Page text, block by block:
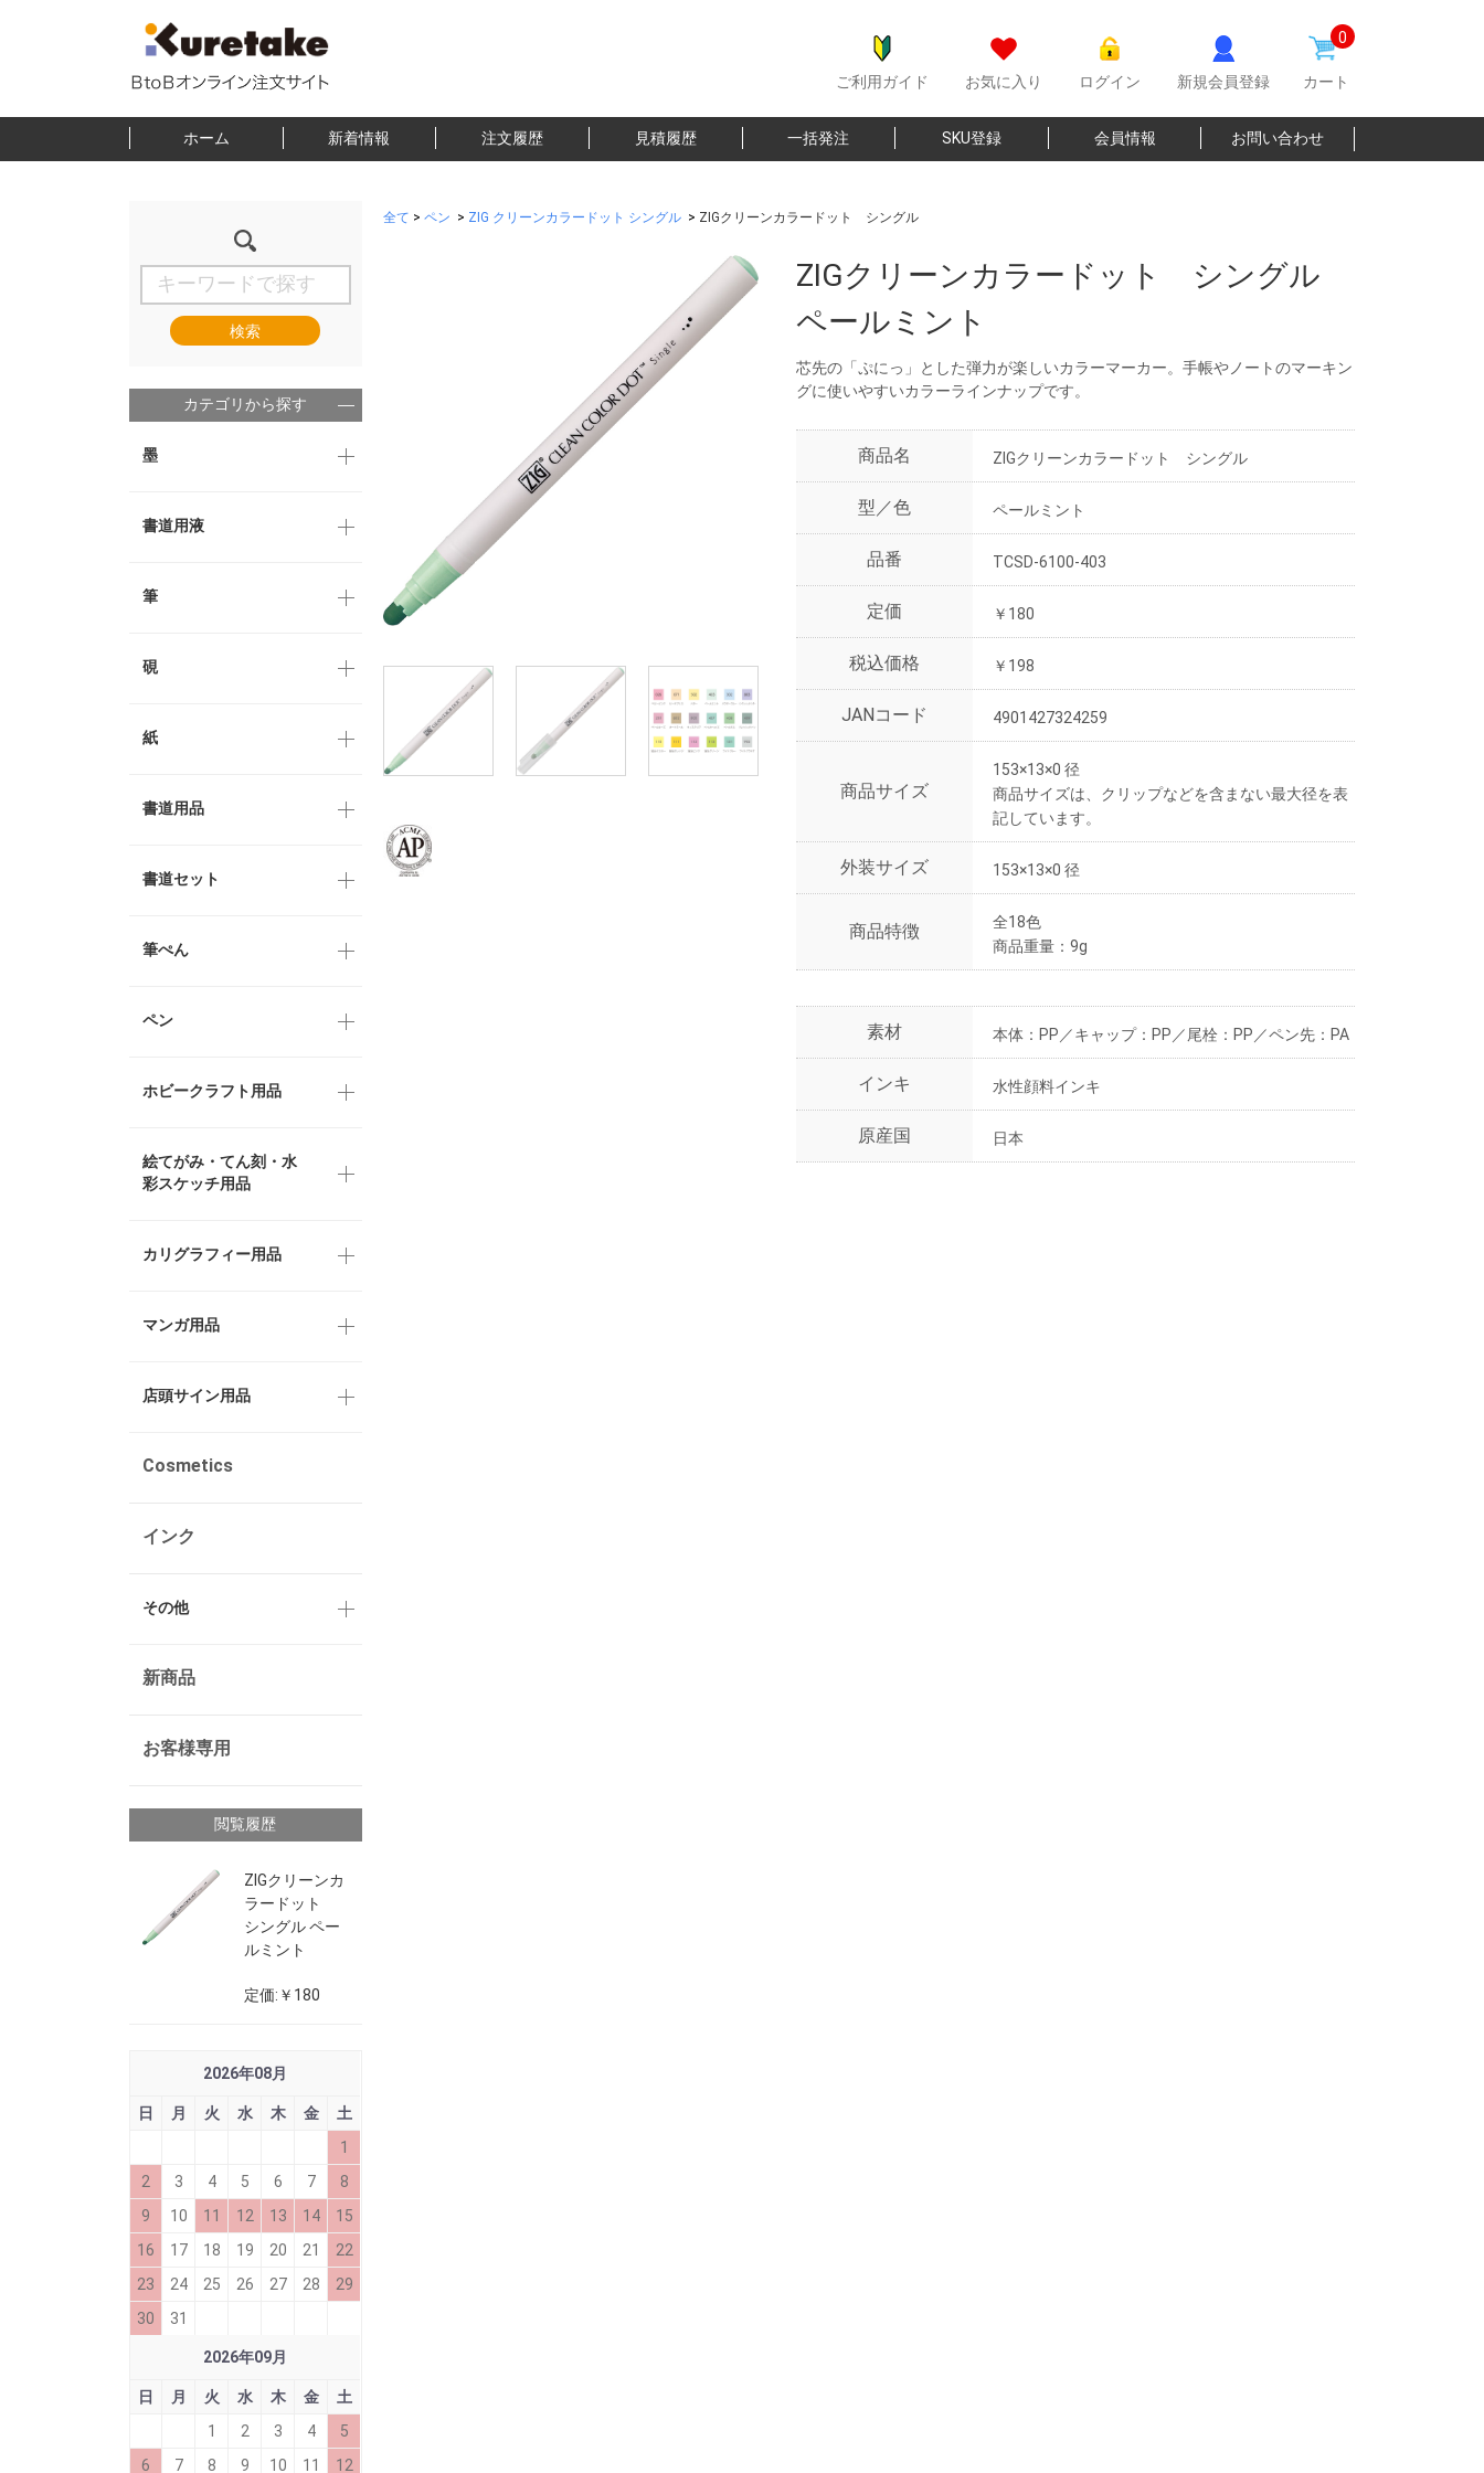
ご利用ガイド お気に入り ログイン 新規会員登録
0
カート
ホーム 新着情報 注文履歴 見積履歴 一括発注 SKU登録 会員情報 お問い合わせ
検索
カテゴリから探す
墨
書道用液
筆
硯
紙
書道用品
書道セット
筆ぺん
ペン
ホビークラフト用品
絵てがみ・てん刻・水
彩スケッチ用品
カリグラフィー用品
マンガ用品
店頭サイン用品
Cosmetics
インク
その他
新商品
お客様専用
閲覧履歴
ZIGクリーンカ
ラードット
シングル ペー
ルミント
定価:￥180
2026年08月
日 月 火 水 木 金
土
1
2
3 4 5 6 7
8
9
10 11 12 13 14
15
16
17 18 19 20 21
22
23
24 25 26 27 28
29
30
31
2026年09月
日 月 火 水 木 金
土
1
2 3 4
5
6
7 8 9 10 11 12
全て > ペン > ZIG クリーンカラードット シングル > ZIGクリーンカラードット シングル
ZIGクリーンカラードット シングル
ペールミント
芯先の「ぷにっ」とした弾力が楽しいカラーマーカー。手帳やノートのマーキン
グに使いやすいカラーラインナップです。
商品名 ZIGクリーンカラードット シングル
型／色 ペールミント
品番 TCSD-6100-403
定価 ￥180
税込価格 ￥198
JANコード 4901427324259
商品サイズ
153×13×0 径
商品サイズは、クリップなどを含まない最大径を表
記しています。
外装サイズ 153×13×0 径
商品特徴
全18色
商品重量：9g
素材 本体：PP／キャップ：PP／尾栓：PP／ペン先：PA
インキ 水性顔料インキ
原産国 日本